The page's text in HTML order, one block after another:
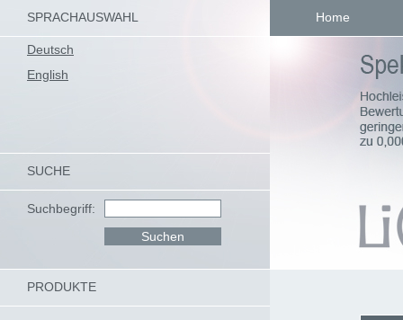
SPRACHAUSWAHL
Deutsch
English
SUCHE
Suchbegriff:
Home
PRODUKTE